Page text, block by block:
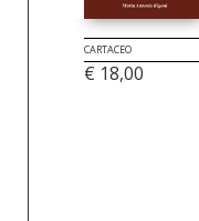
CARTACEO
€ 18,00